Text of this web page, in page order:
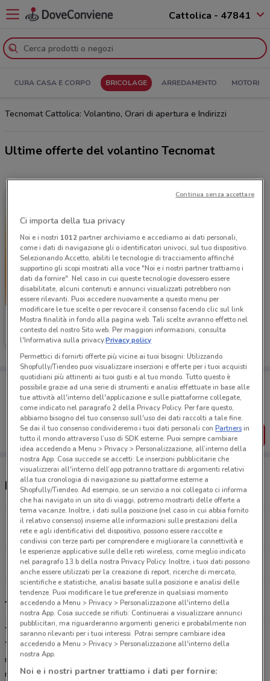
Cattolica - 47841
CURA CASA E CORPO BRICOLAGE ARREDAMENTO MOTORI
Tecnomat Cattolica: Volantino, Orari di apertura e Indirizzi
Ultime offerte del volantino Tecnomat
Tecnomat
Scade il 26/08 14.7 km
Porta DoveConviene sempre con te!
Puoi trovare le migliori offerte dei negozi vicino a te,
salvarle e creare la tua lista del risparmio, comodamente
dal tuo cellulare.
SCARICA L’APP
Negozi Tecnomat a Cattolica
via Vittime dell'11 settembre Rimini
14.7 km
APERTO
Tutti i negozi Tecnomat
Tecnomat, offerte e negozi
Tecnomat: Più professionale, meno caro
Tecnomat(ex Bricoman) è la catena di negozi ideale per chi cerca
materiali professionali per la costruzione, la manutenzione e la
ristrutturazione della casa. Tecnomat offre unampio ventaglio di
Ci importa della tua privacy
Noi e i nostri 1012partner archiviamo e accediamo ai dati personali,
come i dati di navigazione gli o identificatori univoci, sul tuo dispositivo.
Selezionando Accetto, abiliti le tecnologie di tracciamento affinché
supportino gli scopi mostrati alla voce "Noi e i nostri partner trattiamo i
dati da fornire". Nel caso in cui queste tecnologie dovessero essere
disabilitate, alcuni contenuti e annunci visualizzati potrebbero non
essere rilevanti. Puoi accedere nuovamente a questo menu per
modificare le tue scelte o per revocare il consenso facendo clic sul link
Mostra finalità in fondo alla pagina web. Tali scelte avranno effetto nel
contesto del nostro Sito web. Per maggiori informazioni, consulta
l'Informativa sulla privacy.Privacy policy
Permettici di fornirti offerte più vicine ai tuoi bisogni: Utilizzando
Shopfully/Tiendeo puoi visualizzare inserzioni e offerte per i tuoi acquisti
quotidiani più attinenti ai tuoi gusti e al tuo mondo. Tutto questo è
possibile grazie ad una serie di strumenti e analisi effettuate in base alle
tue attività all'interno dell'applicazione e sulle piattaforme collegate,
come indicato nel paragrafo 2 della Privacy Policy. Per fare questo,
abbiamo bisogno del tuo consenso sull'uso dei dati raccolti a tale fine.
Se dai il tuo consenso condivideremo i tuoi dati personali conPartnersin
tutto il mondo attraverso l’uso di SDK esterne. Puoi sempre cambiare
idea accedendo a Menu > Privacy > Personalizzazione, all’interno della
nostra App. Cosa succede se accetti: Le inserzioni pubblicitarie che
visualizzerai all'interno dell’app potranno trattare di argomenti relativi
alla tua cronologia di navigazione su piattaforme esterne a
Shopfully/Tiendeo. Ad esempio, se un servizio a noi collegato ci informa
che hai navigato in un sito di viaggi, potremo mostrarti delle offerte a
tema vacanze. Inoltre, i dati sulla posizione (nel caso in cui abbia fornito
il relativo consenso) insieme alle informazioni sulle prestazioni della
rete e agli identificativi del dispositivo, possono essere raccolte e
condivisi con terze parti per comprendere e migliorare la connettività e
le esperienze applicative sulle delle reti wireless, come meglio indicato
nel paragrafo 13.b della nostra Privacy Policy. Inoltre, i tuoi dati possono
anche essere utilizzati per la creazione di report, ricerche di mercato,
scientifiche e statistiche, analisi basate sulla posizione e analisi delle
tendenze. Puoi modificare le tue preferenze in qualsiasi momento
accedendo a Menu > Privacy > Personalizzazione all'interno della
nostra App. Cosa succede se rifiuti: Continuerai a visualizzare annunci
pubblicitari, ma riguarderanno argomenti generici e probabilmente non
saranno rilevanti per i tuoi interessi. Potrai sempre cambiare idea
accedendo a Menu > Privacy > Personalizzazione all'interno della
nostra App.
Noi e i nostri partner trattiamo i dati per fornire:
Continua senza accettare